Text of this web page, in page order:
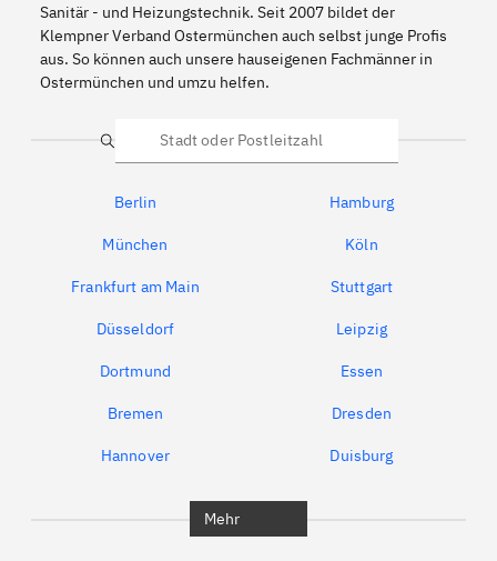
Sanitär - und Heizungstechnik. Seit 2007 bildet der
Klempner Verband Ostermünchen auch selbst junge Profis
aus. So können auch unsere hauseigenen Fachmänner in
Ostermünchen und umzu helfen.
Suche
Berlin Hamburg
München Köln
Frankfurt am Main Stuttgart
Düsseldorf Leipzig
Dortmund Essen
Bremen Dresden
Hannover Duisburg
Mehr